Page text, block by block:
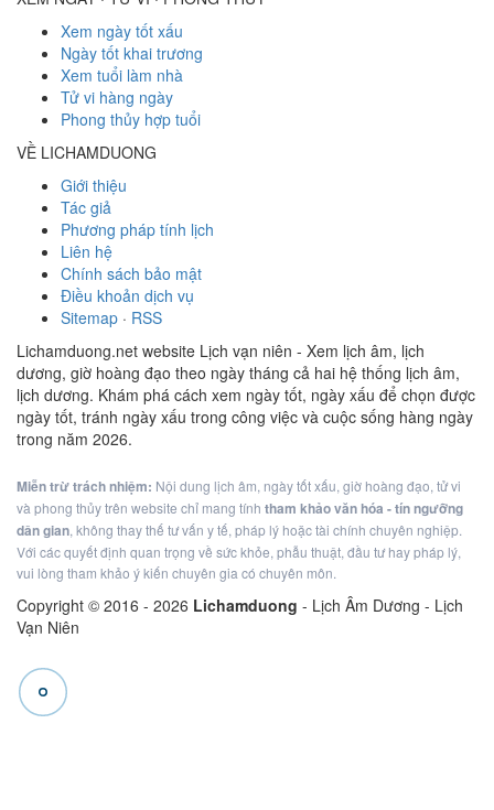
Xem ngày tốt xấu
Ngày tốt khai trương
Xem tuổi làm nhà
Tử vi hàng ngày
Phong thủy hợp tuổi
VỀ LICHAMDUONG
Giới thiệu
Tác giả
Phương pháp tính lịch
Liên hệ
Chính sách bảo mật
Điều khoản dịch vụ
Sitemap · RSS
Lichamduong.net website Lịch vạn niên - Xem lịch âm, lịch
dương, giờ hoàng đạo theo ngày tháng cả hai hệ thống lịch âm,
lịch dương. Khám phá cách xem ngày tốt, ngày xấu để chọn được
ngày tốt, tránh ngày xấu trong công việc và cuộc sống hàng ngày
trong năm 2026.
Miễn trừ trách nhiệm: Nội dung lịch âm, ngày tốt xấu, giờ hoàng đạo, tử vi
và phong thủy trên website chỉ mang tính tham khảo văn hóa - tín ngưỡng
dân gian, không thay thế tư vấn y tế, pháp lý hoặc tài chính chuyên nghiệp.
Với các quyết định quan trọng về sức khỏe, phẫu thuật, đầu tư hay pháp lý,
vui lòng tham khảo ý kiến chuyên gia có chuyên môn.
Copyright © 2016 - 2026 Lichamduong - Lịch Âm Dương - Lịch
Vạn Niên